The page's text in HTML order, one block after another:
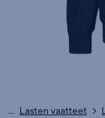
... Lasten vaatteet